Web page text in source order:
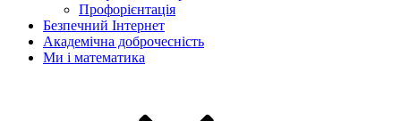
Профорієнтація
Безпечний Інтернет
Академічна доброчесність
Ми і математика